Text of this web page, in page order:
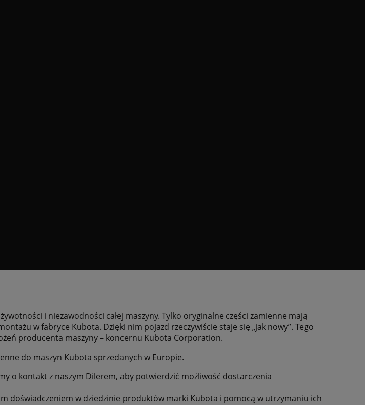
i niezawodności całej maszyny. Tylko oryginalne części zamienne mają
w fabryce Kubota. Dzięki nim pojazd rzeczywiście staje się „jak nowy”. Tego
producenta maszyny – koncernu Kubota Corporation.
do maszyn Kubota sprzedanych w Europie.
o kontakt z naszym Dilerem, aby potwierdzić możliwość dostarczenia
doświadczeniem w dziedzinie produktów marki Kubota i pomocą w utrzymaniu ich